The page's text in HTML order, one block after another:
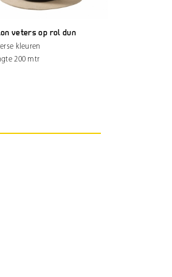
veters op rol dun
kleuren
200 mtr